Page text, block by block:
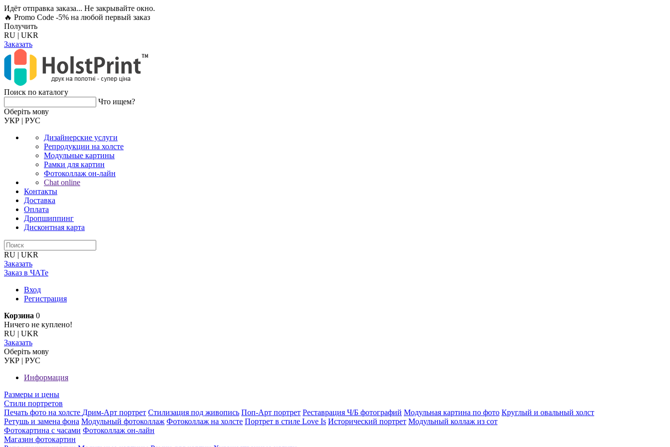
Идёт отправка заказа... Не закрывайте окно.
🔥 Promo Code -5% на любой первый заказ
Получить
RU | UKR
Заказать
Поиск по каталогу
Что ищем?
Оберiть мову
УКР | РУС
Дизайнерские услуги
Репродукции на холсте
Модульные картины
Рамки для картин
Фотоколлаж он-лайн
Chat online
Контакты
Доставка
Оплата
Дропшиппинг
Дисконтная карта
RU | UKR
Заказать
Заказ в ЧАТе
Вход
Регистрация
Корзина 0
Ничего не куплено!
RU | UKR
Заказать
Оберiть мову
УКР | РУС
Информация
Размеры и цены
Стили портретов
Печать фото на холсте Дрим-Арт портрет Стилизация под живопись Поп-Арт портрет Реставрация Ч/Б фотографий Модульная картина по фото Круглый и овальный холст
Ретушь и замена фона Модульный фотоколлаж Фотоколлаж на холсте Портрет в стиле Love Is Исторический портрет Модульный коллаж из сот
Фотокартина с часами Фотоколлаж он-лайн
Магазин фотокартин